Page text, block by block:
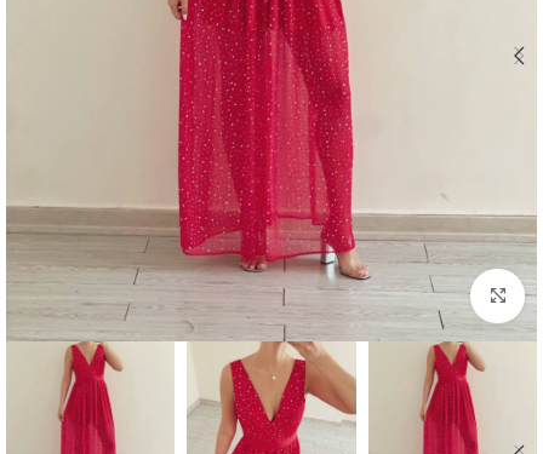
بزرگنمایی تصویر